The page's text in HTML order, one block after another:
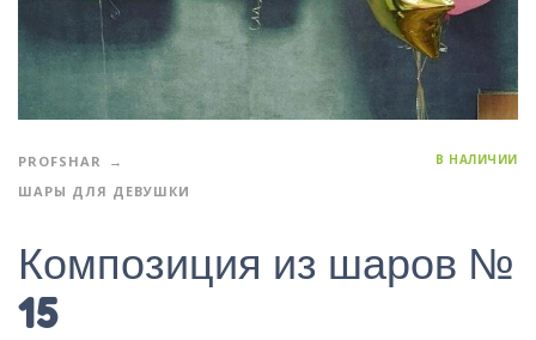
PROFSHAR
ШАРЫ ДЛЯ ДЕВУШКИ
В НАЛИЧИИ
Композиция из шаров №
15